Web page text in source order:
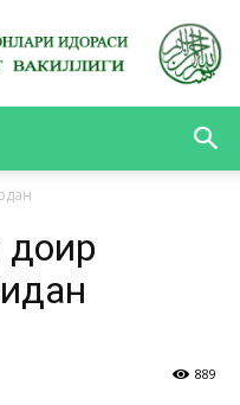
доир
889